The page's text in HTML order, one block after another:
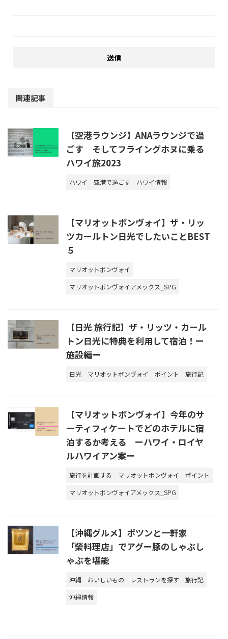
関連記事
【空港ラウンジ】ANAラウンジで過
ごす そしてフライングホヌに乗る
ハワイ旅2023
ハワイ 空港で過ごす ハワイ情報
【マリオットボンヴォイ】ザ・リッ
ツカールトン日光でしたいことBEST
５
マリオットボンヴォイ
マリオットボンヴォイアメックス_SPG
【日光 旅行記】ザ・リッツ・カール
トン日光に特典を利用して宿泊！ー
施設編ー
日光 マリオットボンヴォイ ポイント 旅行記
【マリオットボンヴォイ】今年のサ
ーティフィケートでどのホテルに宿
泊するか考える ーハワイ・ロイヤ
ルハワイアン案ー
旅行を計画する マリオットボンヴォイ
ポイント
マリオットボンヴォイアメックス_SPG
【沖縄グルメ】ポツンと一軒家
「榮料理店」でアグー豚のしゃぶし
ゃぶを堪能
沖縄 おいしいもの レストランを探す
旅行記
沖縄情報